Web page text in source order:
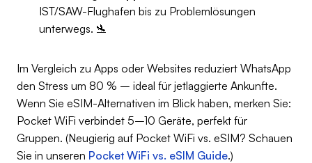
IST/SAW-Flughafen bis zu Problemlösungen
unterwegs. 🛬
Im Vergleich zu Apps oder Websites reduziert WhatsApp
den Stress um 80 % – ideal für jetlaggierte Ankunfte.
Wenn Sie eSIM-Alternativen im Blick haben, merken Sie:
Pocket WiFi verbindet 5–10 Geräte, perfekt für
Gruppen. (Neugierig auf Pocket WiFi vs. eSIM? Schauen
Sie in unseren Pocket WiFi vs. eSIM Guide.)